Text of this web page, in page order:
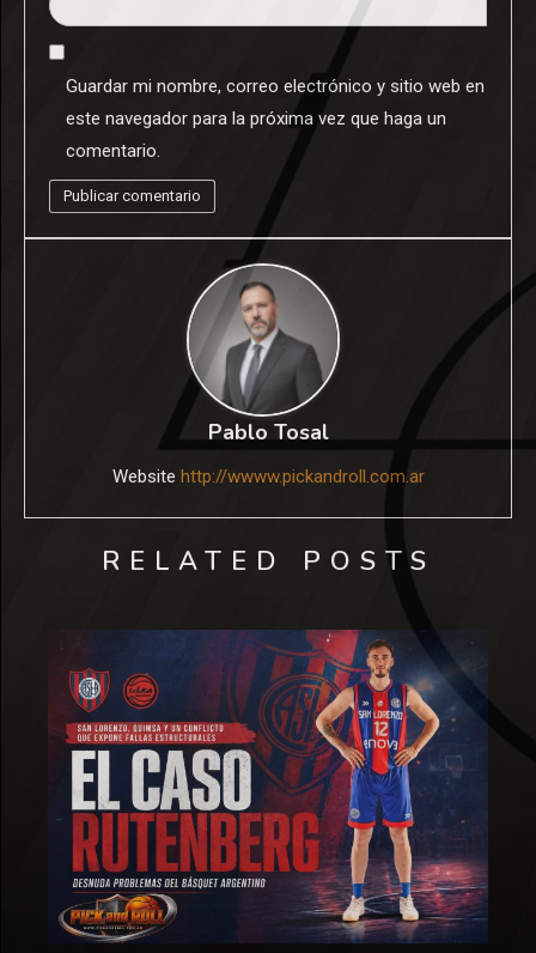
Guardar mi nombre, correo electrónico y sitio web en
este navegador para la próxima vez que haga un
comentario.
Pablo Tosal
Website http://wwww.pickandroll.com.ar
RELATED POSTS